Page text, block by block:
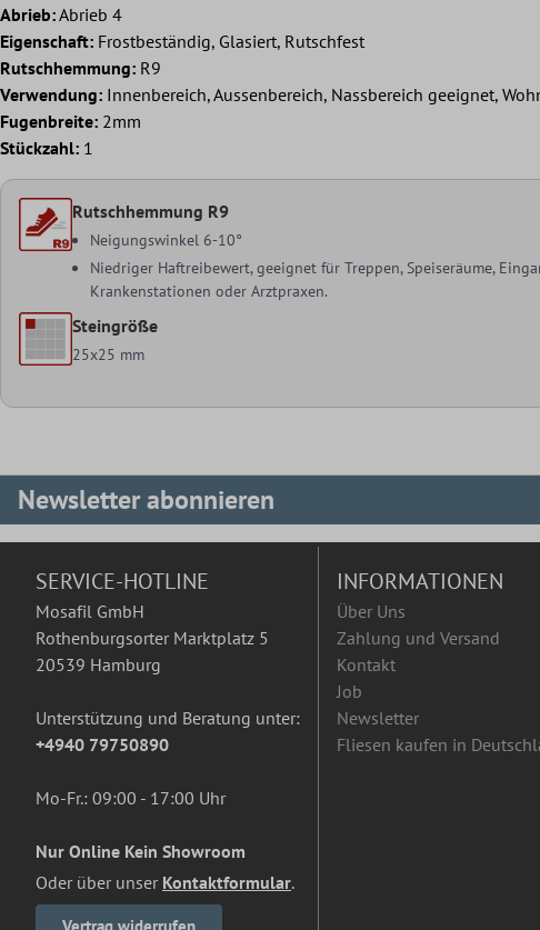
Abrieb:Abrieb 4
Eigenschaft: Frostbeständig, Glasiert, Rutschfest
Rutschhemmung: R9
Verwendung: Innenbereich, Aussenbereich, Nassbereich geeignet,
Fugenbreite: 2mm
Stückzahl: 1
Rutschhemmung R9
Neigungswinkel 6-10°
Niedriger Haftreibewert, geeignet für Treppen, Speiseräume,
Krankenstationen oder Arztpraxen.
Steingröße
25x25 mm
Newsletter abonnieren
SERVICE-HOTLINE
Mosafil GmbH
Rothenburgsorter Marktplatz 5
20539 Hamburg
Unterstützung und Beratung unter:
+4940 79750890
Mo-Fr.: 09:00 - 17:00 Uhr
Nur Online Kein Showroom
Oder über unser Kontaktformular.
INFORMATIONEN
Über Uns
Zahlung und Versand
Kontakt
Job
Newsletter
Fliesen kaufen in